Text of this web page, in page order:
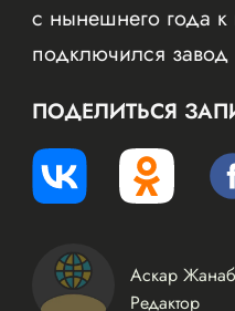
с нынешнего года к
подключился завод
ПОДЕЛИТЬСЯ
Аскар
Редактор